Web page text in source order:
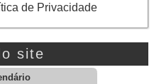
de Privacidade
site